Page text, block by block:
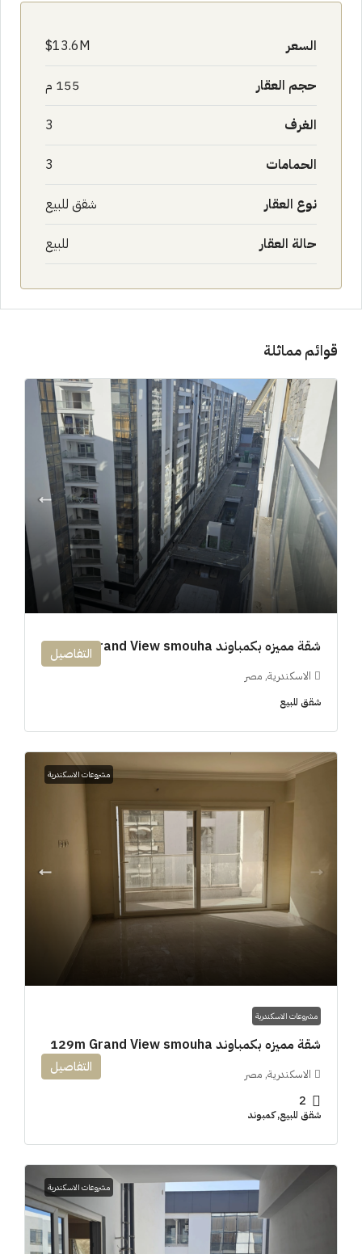
السعر 13.6M$
حجم العقار 155 م
الغرف 3
الحمامات 3
نوع العقار شقق للبيع
حالة العقار للبيع
قوائم مماثلة
شقة مميزه بكمباوند 194m Grand View smouha
الاسكندرية, مصر
شقق للبيع
التفاصيل
مشروعات الاسكندرية
مشروعات الاسكندرية
شقة مميزه بكمباوند 129m Grand View smouha
الاسكندرية, مصر
2
شقق للبيع, كمبوند
التفاصيل
مشروعات الاسكندرية